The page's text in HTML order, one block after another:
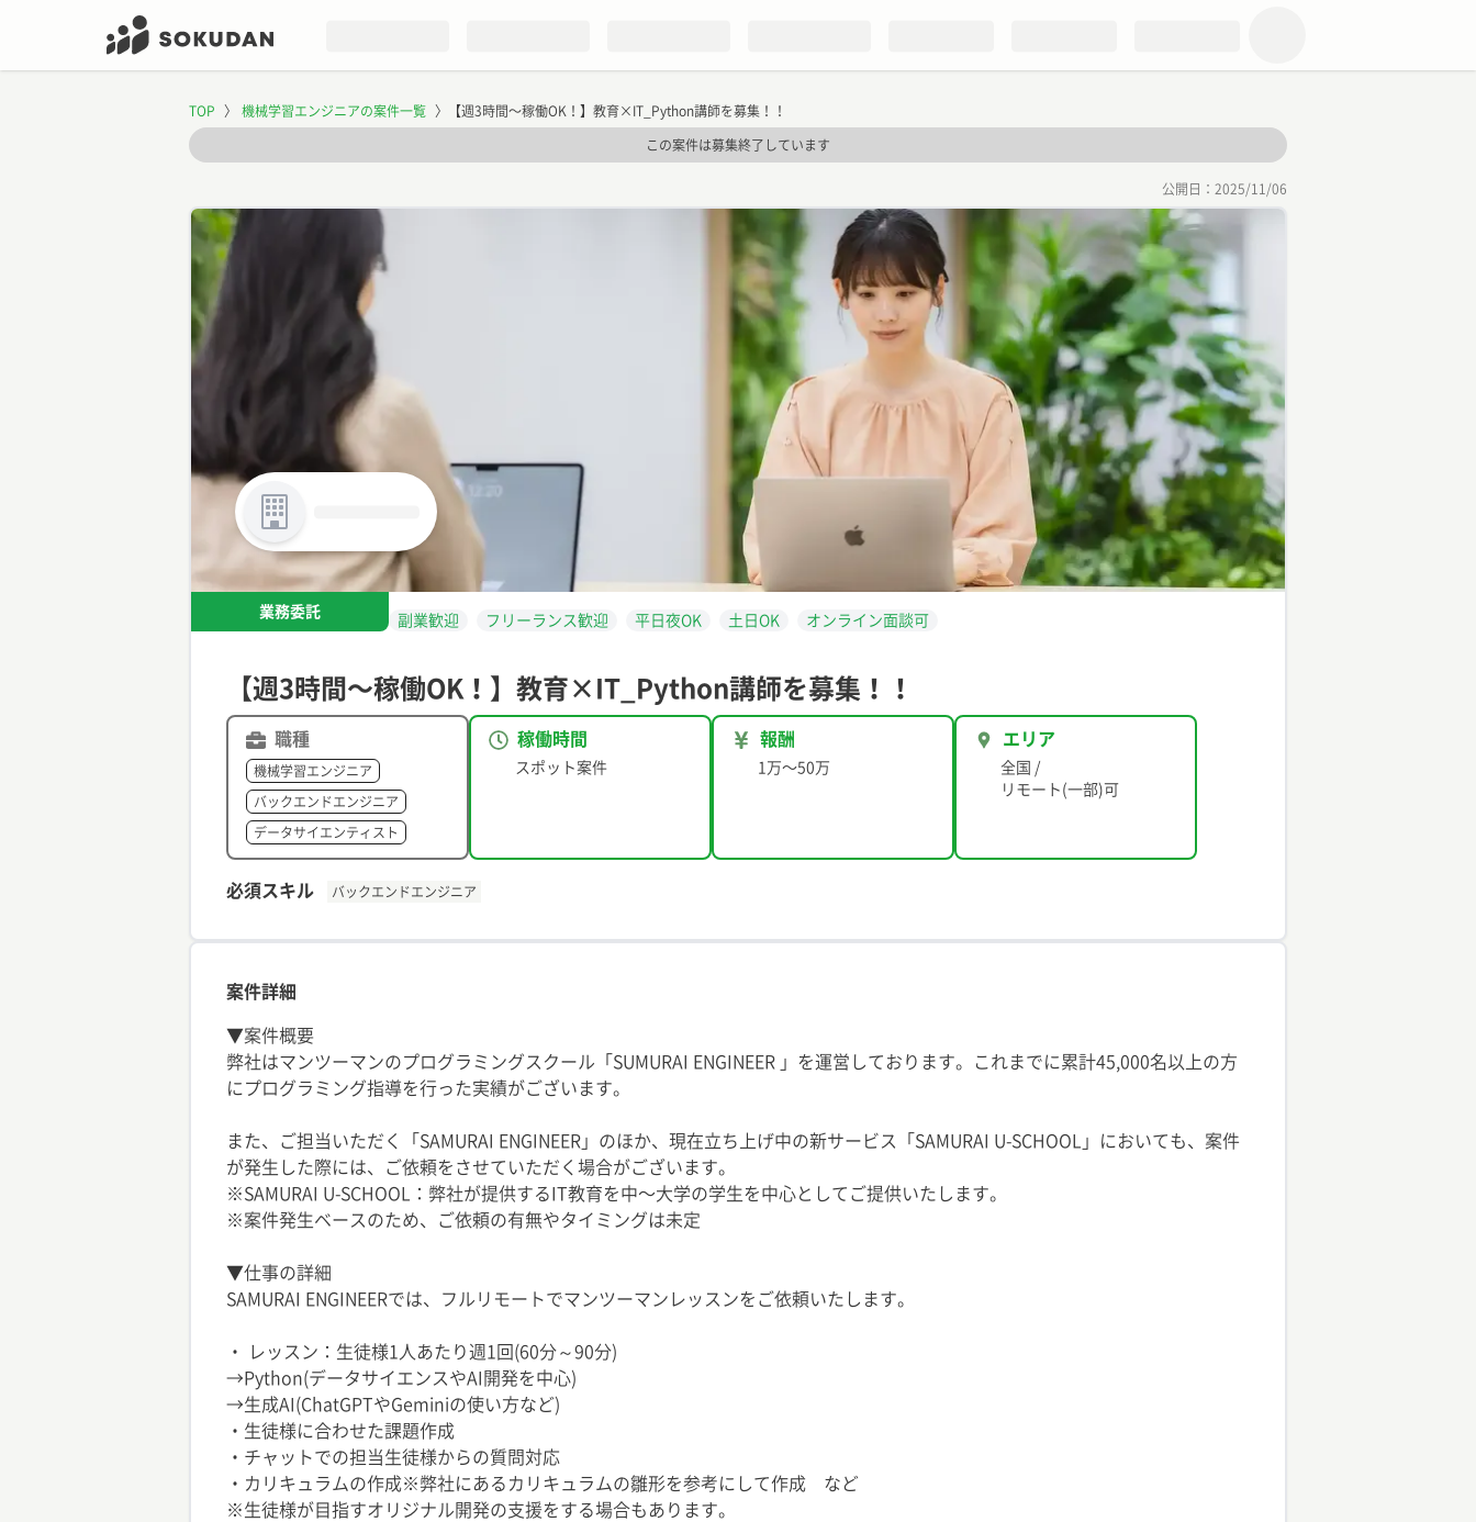
TOP 〉 機械学習エンジニアの案件一覧 〉 【週3時間〜稼働OK！】教育×IT_Python講師を募集！！
この案件は募集終了しています
公開日： 2025/11/06
業務委託
副業歓迎 フリーランス歓迎 平日夜OK 土日OK オンライン面談可
【週3時間〜稼働OK！】教育×IT_Python講師を募集！！
職種
機械学習エンジニア
バックエンドエンジニア
データサイエンティスト
稼働時間
スポット案件
報酬
1万〜50万
エリア
全国 /
リモート(一部)可
必須スキル バックエンドエンジニア
案件詳細
▼案件概要
弊社はマンツーマンのプログラミングスクール「SUMURAI ENGINEER 」を運営しております。これまでに累計45,000名以上の方
にプログラミング指導を行った実績がございます。
また、ご担当いただく「SAMURAI ENGINEER」のほか、現在立ち上げ中の新サービス「SAMURAI U-SCHOOL」においても、案件
が発生した際には、ご依頼をさせていただく場合がございます。
※SAMURAI U-SCHOOL：弊社が提供するIT教育を中〜大学の学生を中心としてご提供いたします。
※案件発生ベースのため、ご依頼の有無やタイミングは未定
▼仕事の詳細
SAMURAI ENGINEERでは、フルリモートでマンツーマンレッスンをご依頼いたします。
・ レッスン：生徒様1人あたり週1回(60分～90分)
→Python(データサイエンスやAI開発を中心)
→生成AI(ChatGPTやGeminiの使い方など)
・生徒様に合わせた課題作成
・チャットでの担当生徒様からの質問対応
・カリキュラムの作成※弊社にあるカリキュラムの雛形を参考にして作成 など
※生徒様が目指すオリジナル開発の支援をする場合もあります。